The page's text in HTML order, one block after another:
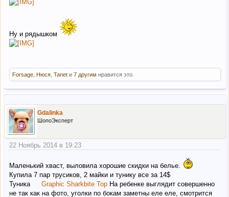
Ну и рядышком
Forsage Нюся Tanet и 7 другим нравится это.
Gdalinka
ШопоЭксперт
22 Ноябрь 2014 в 19:23
Маленький хваст, выловила хорошие скидки на белье.
Купила 7 пар трусиков, 2 майки и тунику все за 14$
Туника
Graphic Sharkbite Top На ребенке выглядит совершенно
не так как на фото, уголки по бокам заметны еле еле, смотрится